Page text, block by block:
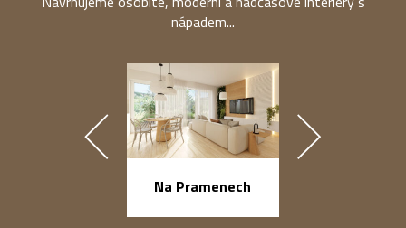
nápadem...
Na Pramenech